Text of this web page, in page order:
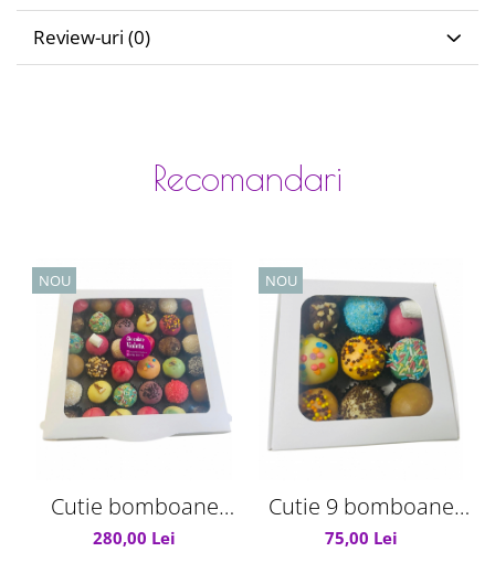
Review-uri (0)
Recomandari
NOU
Cutie bomboane
ciocolata de casa
280,00 Lei
NOU
Cutie 9 bomboane
ciocolata de casa
75,00 Lei